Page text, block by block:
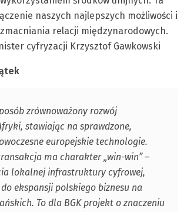
naszych najlepszych możliwości i
relacji międzynarodowych.
cyfryzacji Krzysztof Gawkowski
zrównoważony rozwój
stawiając na sprawdzone,
europejskie technologie.
ma charakter „win-win” –
lokalnej infrastruktury cyfrowej,
ekspansji polskiego biznesu na
To dla BGK projekt o znaczeniu